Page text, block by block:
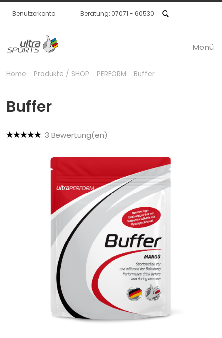
Benutzerkonto Beratung: 07071 - 60530
Menü
Produkte / SHOP
PROTECTFür die
Unterstützung des Bindegewebes
PERFORMFür eine Top-
Versorgung in Training und Wettkampf
RECOVERFür die Zeit nach
Home Produkte / SHOP PERFORM Buffer
Buffer
3 Bewertung(en)